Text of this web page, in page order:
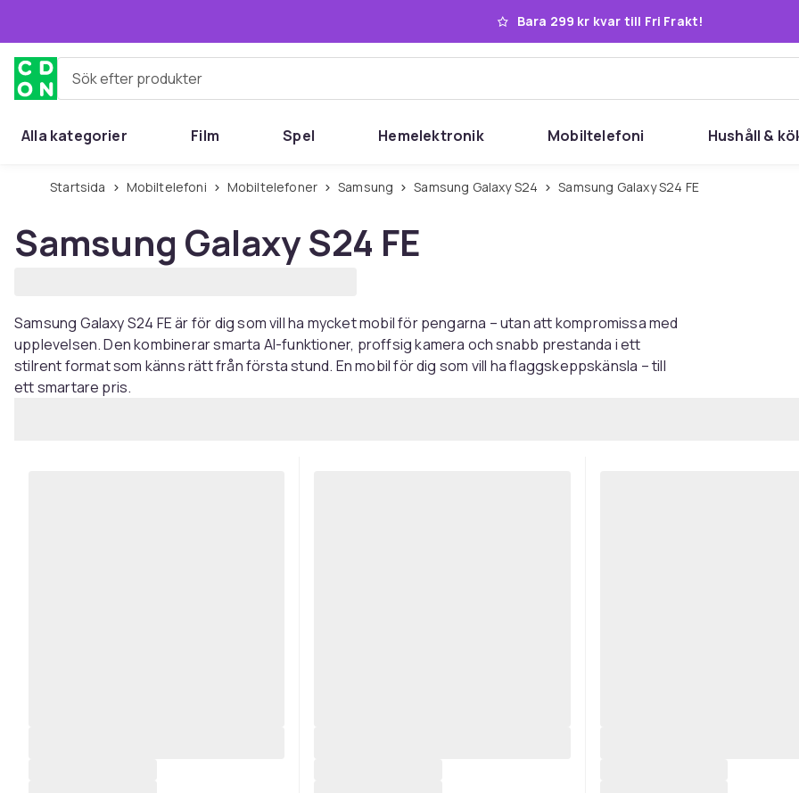
Bara 299 kr kvar till Fri Frakt!
Sök efter produkter
Alla kategorier Film Spel Hemelektronik Mobiltelefoni Hushåll &
Startsida Mobiltelefoni Mobiltelefoner Samsung Samsung Galaxy S24 Samsung Galaxy S24 FE
Samsung Galaxy S24 FE
Samsung Galaxy S24 FE är för dig som vill ha mycket mobil för pengarna – utan att kompromissa med
upplevelsen. Den kombinerar smarta AI-funktioner, proffsig kamera och snabb prestanda i ett
stilrent format som känns rätt från första stund. En mobil för dig som vill ha flaggskeppskänsla – till
ett smartare pris.